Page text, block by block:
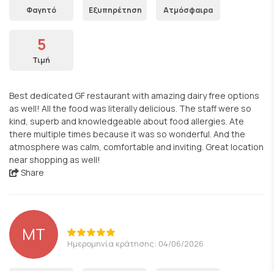
Φαγητό Εξυπηρέτηση Ατμόσφαιρα
5
Τιμή
Best dedicated GF restaurant with amazing dairy free options
as well! All the food was literally delicious. The staff were so
kind, superb and knowledgeable about food allergies. Ate
there multiple times because it was so wonderful. And the
atmosphere was calm, comfortable and inviting. Great location
near shopping as well!
Share
MT Ημερομηνία κράτησης: 04/06/2026